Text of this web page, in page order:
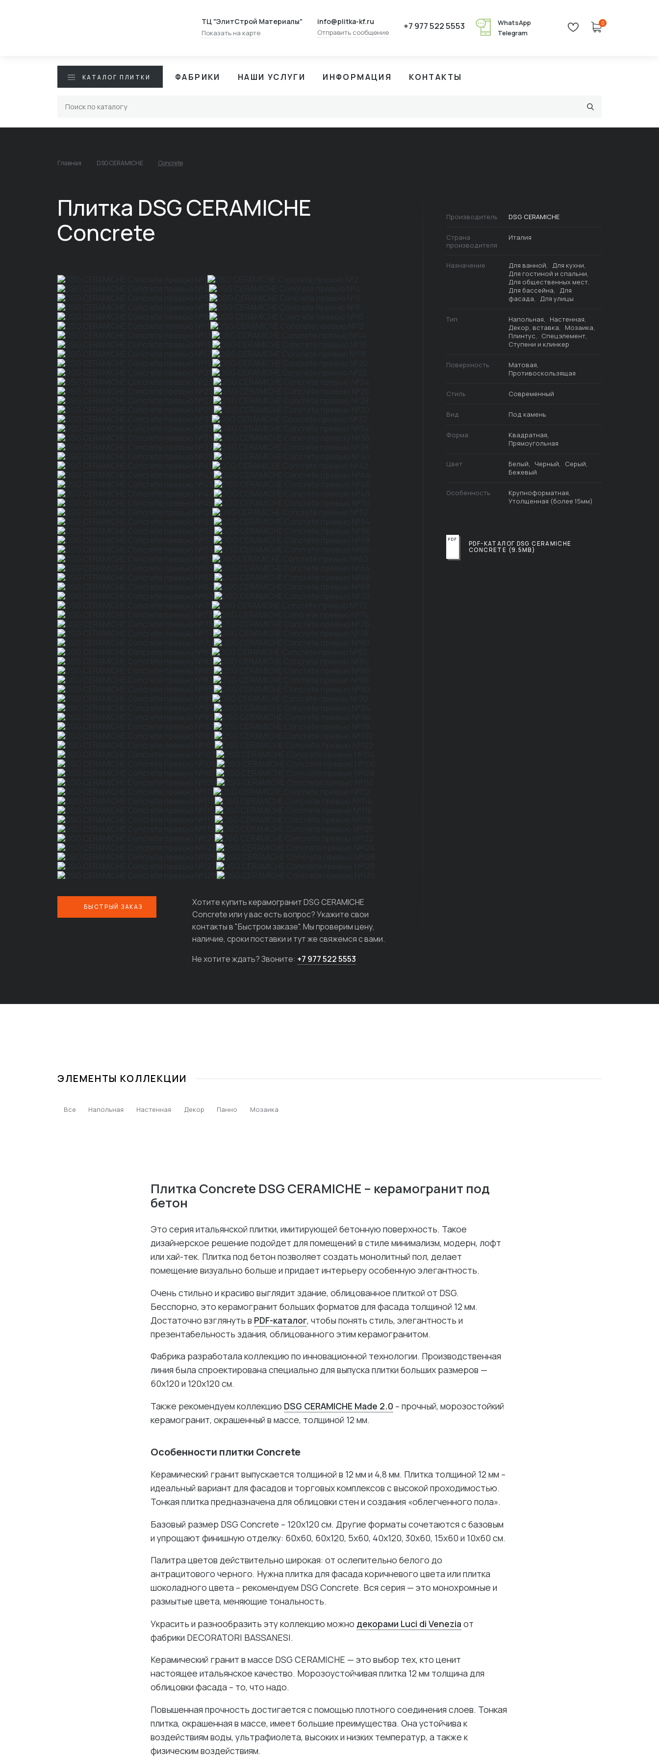
ТЦ "ЭлитСтрой Материалы"
Показать на карте
info@plitka-kf.ru
Отправить сообщение
+7 977 522 5553
WhatsApp
Telegram
0
КАТАЛОГ ПЛИТКИ ФАБРИКИ НАШИ УСЛУГИ ИНФОРМАЦИЯ КОНТАКТЫ
Главная DSG CERAMICHE Concrete
Плитка DSG CERAMICHE
Concrete
БЫСТРЫЙ ЗАКАЗ
Хотите купить керамогранит DSG CERAMICHE
Concrete или у вас есть вопрос? Укажите свои
контакты в "Быстром заказе". Мы проверим цену,
наличие, сроки поставки и тут же свяжемся с вами.
Не хотите ждать? Звоните: +7 977 522 5553
Производитель DSG CERAMICHE
Страна
производителя
Италия
Назначение Для ванной
Для кухни
Для гостиной и спальни
Для общественных мест
Для бассейна
Для
фасада
Для улицы
Тип Напольная
Настенная
Декор, вставка
Мозаика
Плинтус
Спецэлемент
Ступени и клинкер
Поверхность
Матовая
Противоскользящая
Стиль Современный
Вид Под камень
Форма
Квадратная
Прямоугольная
Цвет Белый Черный
Серый
Бежевый
Особенность
Крупноформатная
Утолщенная (более 15мм)
PDF-КАТАЛОГ DSG CERAMICHE
CONCRETE (9.5MB)
ЭЛЕМЕНТЫ КОЛЛЕКЦИИ
Все Напольная Настенная Декор Панно Мозаика
Плитка Concrete DSG CERAMICHE – керамогранит под
бетон
Это серия итальянской плитки, имитирующей бетонную поверхность. Такое
дизайнерское решение подойдет для помещений в стиле минимализм, модерн, лофт
или хай-тек. Плитка под бетон позволяет создать монолитный пол, делает
помещение визуально больше и придает интерьеру особенную элегантность.
Очень стильно и красиво выглядит здание, облицованное плиткой от DSG.
Бесспорно, это керамогранит больших форматов для фасада толщиной 12 мм.
Достаточно взглянуть в PDF-каталог, чтобы понять стиль, элегантность и
презентабельность здания, облицованного этим керамогранитом.
Фабрика разработала коллекцию по инновационной технологии. Производственная
линия была спроектирована специально для выпуска плитки больших размеров —
60х120 и 120х120 см.
Также рекомендуем коллекцию DSG CERAMICHE Made 2.0 – прочный, морозостойкий
керамогранит, окрашенный в массе, толщиной 12 мм.
Особенности плитки Concrete
Керамический гранит выпускается толщиной в 12 мм и 4,8 мм. Плитка толщиной 12 мм –
идеальный вариант для фасадов и торговых комплексов с высокой проходимостью.
Тонкая плитка предназначена для облицовки стен и создания «облегченного пола».
Базовый размер DSG Concrete – 120х120 см. Другие форматы сочетаются с базовым
и упрощают финишную отделку: 60х60, 60х120, 5х60, 40х120, 30х60, 15х60 и 10х60 см.
Палитра цветов действительно широкая: от ослепительно белого до
антрацитового черного. Нужна плитка для фасада коричневого цвета или плитка
шоколадного цвета – рекомендуем DSG Concrete. Вся серия — это монохромные и
размытые цвета, меняющие тональность.
Украсить и разнообразить эту коллекцию можно декорами Luci di Venezia от
фабрики DECORATORI BASSANESI.
Керамический гранит в массе DSG CERAMICHE — это выбор тех, кто ценит
настоящее итальянское качество. Морозоустойчивая плитка 12 мм толщина для
облицовки фасада – то, что надо.
Повышенная прочность достигается с помощью плотного соединения слоев. Тонкая
плитка, окрашенная в массе, имеет большие преимущества. Она устойчива к
воздействиям воды, ультрафиолета, высоких и низких температур, а также к
физическим воздействиям.